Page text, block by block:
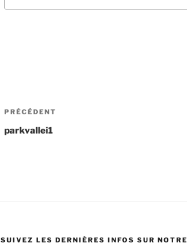
Navigation
de
Article
précédent
PRÉCÉDENT
parkvallei1
SUIVEZ LES DERNIÈRES INFOS SUR NOTRE